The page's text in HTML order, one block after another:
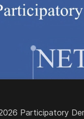
Participatory